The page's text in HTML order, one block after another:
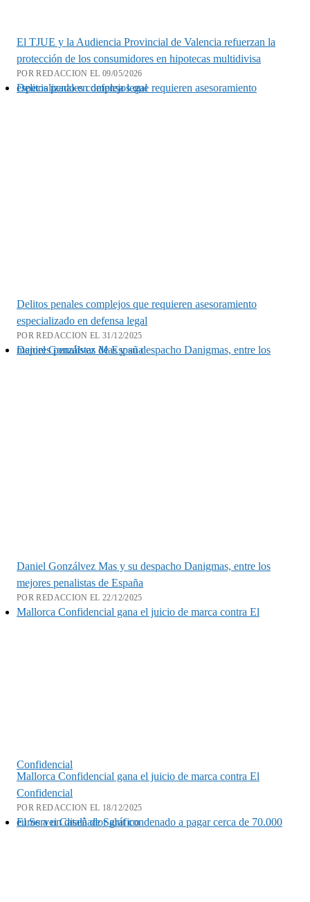
El TJUE y la Audiencia Provincial de Valencia refuerzan la
protección de los consumidores en hipotecas multidivisa
POR REDACCION EL 09/05/2026
Delitos penales complejos que requieren asesoramiento especializado en defensa legal
Delitos penales complejos que requieren asesoramiento
especializado en defensa legal
POR REDACCION EL 31/12/2025
Daniel Gonzálvez Mas y su despacho Danigmas, entre los mejores penalistas de España
Daniel Gonzálvez Mas y su despacho Danigmas, entre los
mejores penalistas de España
POR REDACCION EL 22/12/2025
Mallorca Confidencial gana el juicio de marca contra El
Confidencial
Mallorca Confidencial gana el juicio de marca contra El
Confidencial
POR REDACCION EL 18/12/2025
El Servei Català de Salut condenado a pagar cerca de 70.000 euros a un diseñador gráfico